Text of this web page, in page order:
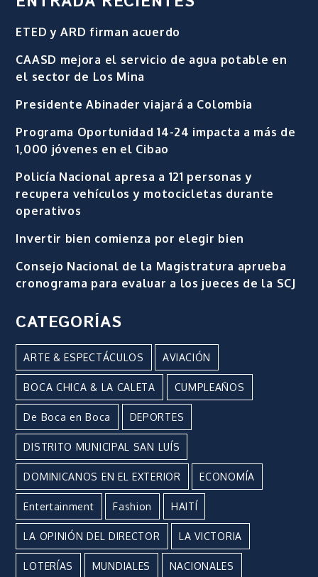
ETED y ARD firman acuerdo
CAASD mejora el servicio de agua potable en
el sector de Los Mina
Presidente Abinader viajará a Colombia
Programa Oportunidad 14-24 impacta a más de
1,000 jóvenes en el Cibao
Policía Nacional apresa a 121 personas y
recupera vehículos y motocicletas durante
operativos
Invertir bien comienza por elegir bien
Consejo Nacional de la Magistratura aprueba
cronograma para evaluar a los jueces de la SCJ
CATEGORÍAS
ARTE & ESPECTÁCULOS AVIACIÓN
BOCA CHICA & LA CALETA CUMPLEAÑOS
De Boca en Boca DEPORTES
DISTRITO MUNICIPAL SAN LUÍS
DOMINICANOS EN EL EXTERIOR ECONOMÍA
Entertainment Fashion HAITÍ
LA OPINIÓN DEL DIRECTOR LA VICTORIA
LOTERÍAS MUNDIALES NACIONALES